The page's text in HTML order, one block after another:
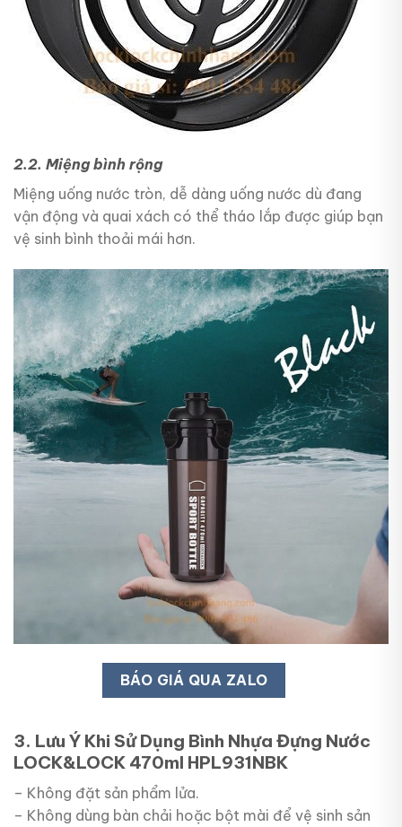
2.2. Miệng bình rộng
Miệng uống nước tròn, dễ dàng uống nước dù đang
vận động và quai xách có thể tháo lắp được giúp bạn
vệ sinh bình thoải mái hơn.
BÁO GIÁ QUA ZALO
3. Lưu Ý Khi Sử Dụng Bình Nhựa Đựng Nước
LOCK&LOCK 470ml HPL931NBK
– Không đặt sản phẩm lửa.
– Không dùng bàn chải hoặc bột mài để vệ sinh sản